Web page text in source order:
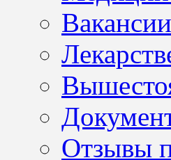
Вакансии
Отзывы